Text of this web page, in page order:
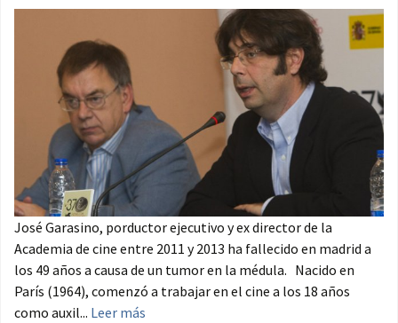
José Garasino, porductor ejecutivo y ex director de la
Academia de cine entre 2011 y 2013 ha fallecido en madrid a
los 49 años a causa de un tumor en la médula. Nacido en
París (1964), comenzó a trabajar en el cine a los 18 años
como auxil... Leer más